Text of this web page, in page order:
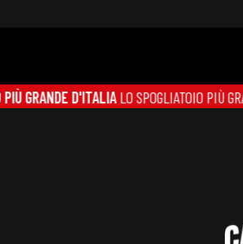
D'ITALIALO SPOGLIATOIO PIÙ GRANDE